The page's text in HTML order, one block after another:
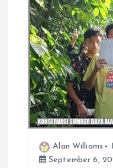
Alan Williams
September 6,